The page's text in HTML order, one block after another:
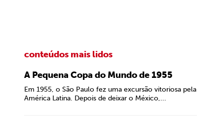
conteúdos mais lidos
A Pequena Copa do Mundo de 1955
Em 1955, o São Paulo fez uma excursão vitoriosa pela
América Latina. Depois de deixar o México,...